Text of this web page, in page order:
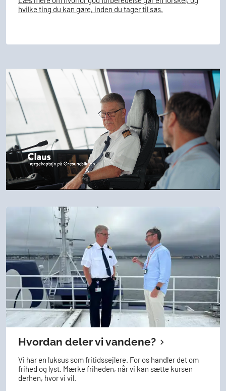
hvilke ting du kan gøre, inden du tager til søs.
Loaded:
16.44%
Hvordan deler vi vandene?
Vi har en luksus som fritidssejlere. For os handler det om
frihed og lyst. Mærke friheden, når vi kan sætte kursen
derhen, hvor vi vil.